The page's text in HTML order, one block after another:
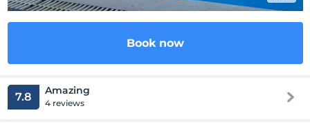
Book now
7.8 Amazing
4 reviews